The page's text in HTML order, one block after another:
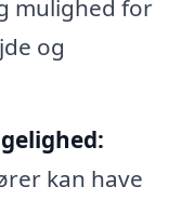
mulighed for
og
kan have